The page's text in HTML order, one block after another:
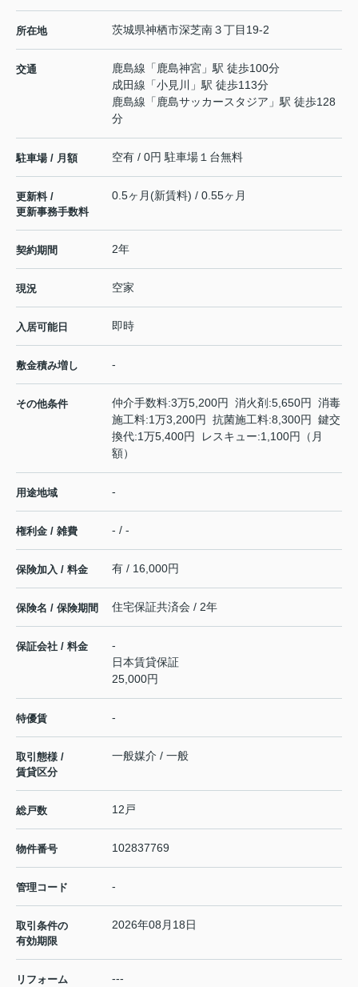
所在地 茨城県神栖市深芝南３丁目19-2
交通 鹿島線 「 鹿島神宮 」駅 徒歩100分
成田線 「小見川
」駅 徒歩113分
鹿島線 「 鹿島サッカースタジア 」駅 徒歩128
分
駐車場 / 月額 空有 / 0円 駐車場１台無料
更新料 /
更新事務手数料
0.5ヶ月(新賃料) / 0.55ヶ月
契約期間 2年
現況 空家
入居可能日 即時
敷金積み増し -
その他条件
仲介手数料:3万5,200円 消火剤:5,650円 消毒
施工料:1万3,200円 抗菌施工料:8,300円 鍵交
換代:1万5,400円 レスキュー:1,100円（月
額）
用途地域 -
権利金 / 雑費 - / -
保険加入 / 料金 有 / 16,000円
保険名 / 保険期間 住宅保証共済会 / 2年
保証会社 / 料金
-
日本賃貸保証
25,000円
特優賃 -
取引態様 /
賃貸区分
一般媒介 / 一般
総戸数 12戸
物件番号 102837769
管理コード -
取引条件の
有効期限
2026年08月18日
リフォーム ---